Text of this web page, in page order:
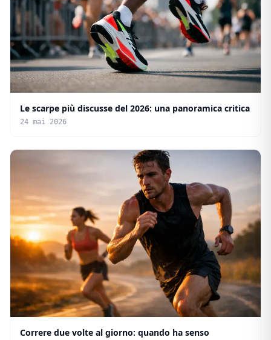
Le scarpe più discusse del 2026: una panoramica critica
24 mai 2026
Correre due volte al giorno: quando ha senso